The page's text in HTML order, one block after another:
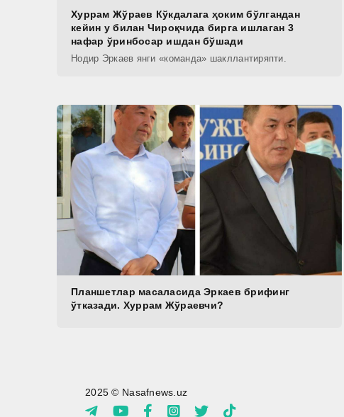
Хуррам Жўраев Кўкдалага ҳоким бўлгандан
кейин у билан Чироқчида бирга ишлаган 3
нафар ўринбосар ишдан бўшади
Нодир Эркаев янги «команда» шакллантиряпти.
Планшетлар масаласида Эркаев брифинг
ўтказади. Хуррам Жўраевчи?
2025 © Nasafnews.uz